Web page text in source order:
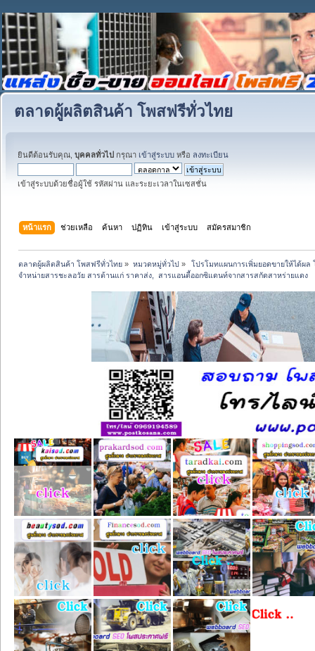
ตลาดผู้ผลิตสินค้า โพสฟรีทั่วไทย
ยินดีต้อนรับคุณ, บุคคลทั่วไป กรุณา เข้าสู่ระบบ หรือ ลงทะเบียน
เข้าสู่ระบบด้วยชื่อผู้ใช้ รหัสผ่าน และระยะเวลาในเซสชั่น
หน้าแรก ช่วยเหลือ ค้นหา ปฏิทิน เข้าสู่ระบบ สมัครสมาชิก
ตลาดผู้ผลิตสินค้า โพสฟรีทั่วไทย » หมวดหมู่ทั่วไป»
โปรโมทแผนการเพิ่มยอดขายให้ได้ผล
จำหน่ายสารชะลอวัย สารต้านแก่ ราคาส่ง,  สารแอนตี้ออกซิแดนท์จากสารสกัดสาหร่ายแดง